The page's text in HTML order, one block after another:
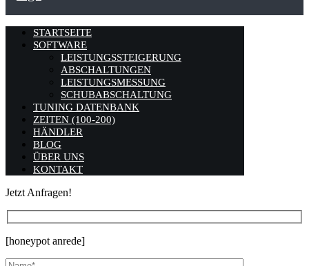
STARTSEITE
SOFTWARE
LEISTUNGSSTEIGERUNG
ABSCHALTUNGEN
LEISTUNGSMESSUNG
SCHUBABSCHALTUNG
TUNING DATENBANK
ZEITEN (100-200)
HÄNDLER
BLOG
ÜBER UNS
KONTAKT
Jetzt Anfragen!
[honeypot anrede]